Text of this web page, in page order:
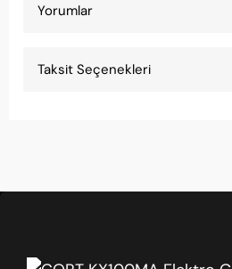
Yorumlar
Taksit Seçenekleri